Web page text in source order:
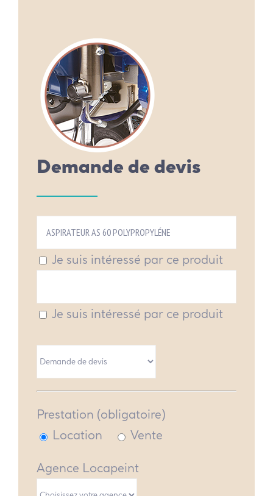
Demande de devis
Je suis intéressé par ce produit
Je suis intéressé par ce produit
Prestation (obligatoire)
Location
Vente
Agence Locapeint